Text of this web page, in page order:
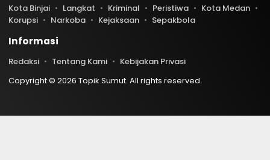
Kota Binjai Langkat Kriminal Peristiwa
Kota Medan
Korupsi
Narkoba Kejaksaan Sepakbola
Informasi
Redaksi Tentang Kami
Kebijakan Privasi
Copyright © 2026 Topik Sumut. All rights reserved.